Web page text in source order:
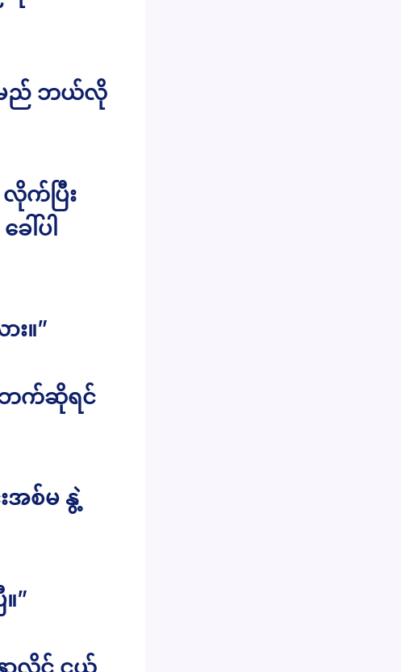
မည် ဘယ်လို
လိုက်ပြီး
ါ်ပါ
။”
ဘက်ဆိုရင်
အစ်မ နွဲ့
”
ာလှိုင် ငယ်